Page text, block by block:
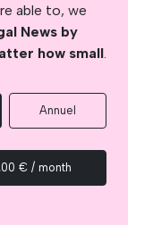
able to, we
News by
how small.
Annuel
€ / month